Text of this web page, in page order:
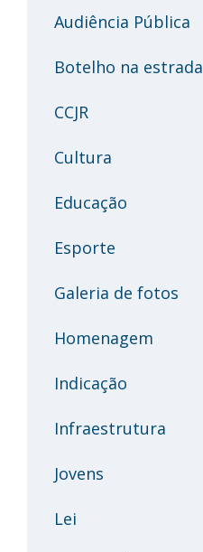
Audiência Pública
Botelho na estrada
CCJR
Cultura
Educação
Esporte
Galeria de fotos
Homenagem
Indicação
Infraestrutura
Jovens
Lei